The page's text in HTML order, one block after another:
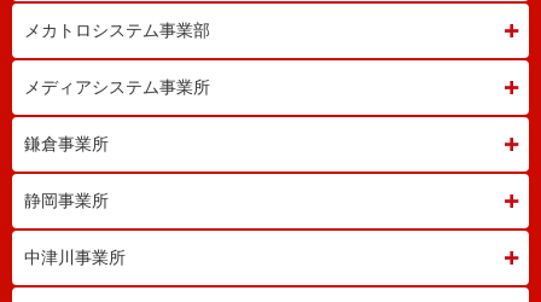
メカトロシステム事業部
メディアシステム事業所
鎌倉事業所
静岡事業所
中津川事業所